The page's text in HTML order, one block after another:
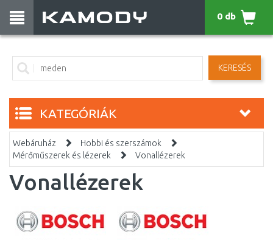
KERESÉS
0 db
KATEGÓRIÁK
Webáruház
Hobbi és szerszámok
Mérőműszerek és lézerek
Vonallézerek
Vonallézerek